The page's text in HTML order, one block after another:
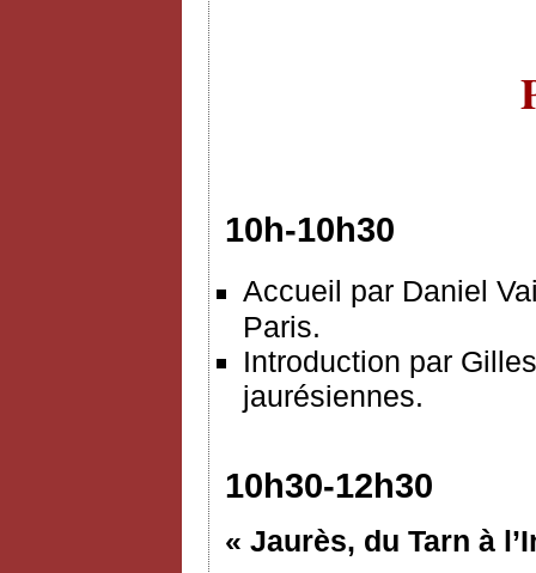
10h-10h30
Accueil par Daniel
Paris.
Introduction par
jaurésiennes.
10h30-12h30
« Jaurès, du Tarn à